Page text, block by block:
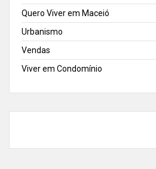
Quero Viver em Maceió
Urbanismo
Vendas
Viver em Condomínio